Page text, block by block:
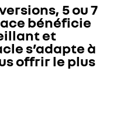
5 ou 7
bénéficie
et
s’adapte à
offrir le plus